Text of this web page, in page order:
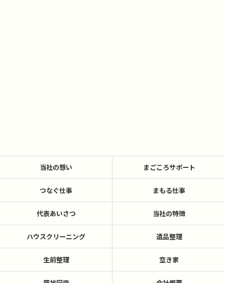
当社の想い まごころサポート
つなぐ仕事 まもる仕事
代表あいさつ 当社の特徴
ハウスクリーニング 遺品整理
生前整理 空き家